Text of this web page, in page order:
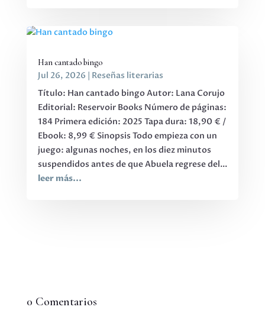
Han cantado bingo
Jul 26, 2026
Reseñas literarias
Título: Han cantado bingo Autor: Lana Corujo
Editorial: Reservoir Books Número de páginas:
184 Primera edición: 2025 Tapa dura: 18,90 € /
Ebook: 8,99 € Sinopsis Todo empieza con un
juego: algunas noches, en los diez minutos
suspendidos antes de que Abuela regrese del...
leer más...
0 Comentarios